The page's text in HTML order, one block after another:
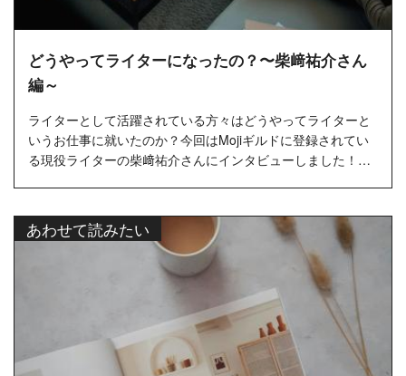
どうやってライターになったの？〜柴﨑祐介さん
編～
ライターとして活躍されている方々はどうやってライターと
いうお仕事に就いたのか？今回はMojiギルドに登録されてい
る現役ライターの柴﨑祐介さんにインタビューしました！…
あわせて読みたい